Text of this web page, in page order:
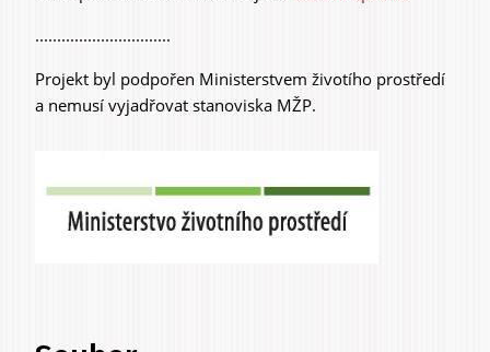
...............................
Projekt byl podpořen Ministerstvem životího prostředí
a nemusí vyjadřovat stanoviska MŽP.